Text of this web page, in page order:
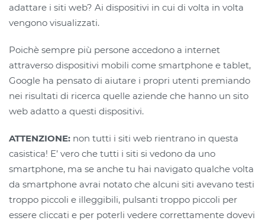
adattare i siti web? Ai dispositivi in cui di volta in volta
vengono visualizzati.
Poichè sempre più persone accedono a internet
attraverso dispositivi mobili come smartphone e tablet,
Google ha pensato di aiutare i propri utenti premiando
nei risultati di ricerca quelle aziende che hanno un sito
web adatto a questi dispositivi.
ATTENZIONE: non tutti i siti web rientrano in questa
casistica! E’ vero che tutti i siti si vedono da uno
smartphone, ma se anche tu hai navigato qualche volta
da smartphone avrai notato che alcuni siti avevano testi
troppo piccoli e illeggibili, pulsanti troppo piccoli per
essere cliccati e per poterli vedere correttamente dovevi